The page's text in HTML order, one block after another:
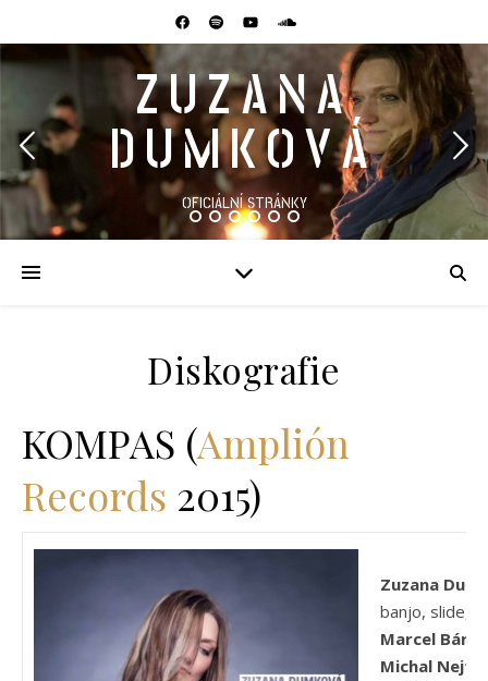
ZUZANA
DUMKOVÁ
OFICIÁLNÍ STRÁNKY
Diskografie
KOMPAS (Amplión
Records 2015)
Zuzana
banjo, slide,
Marcel Bárta
Michal